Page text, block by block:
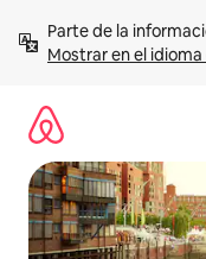
contenidoMostrar en el